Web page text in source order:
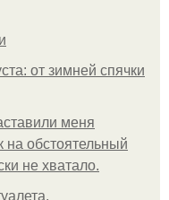
от зимней спячки
меня
на обстоятельный
не хватало.